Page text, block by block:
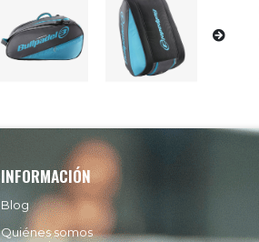
INFORMACIÓN
Blog
Quiénes somos